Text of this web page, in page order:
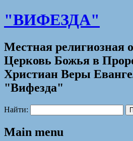
"ВИФЕЗДА"
Местная религиозная
Церковь Божья в
Христиан Веры
"Вифезда"
Найти:
Main menu